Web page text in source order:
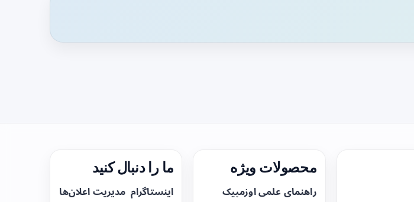
محصولات ویژه
راهنمای علمی اوزمپیک
ما را دنبال کنید
اینستاگرام مدیریت اعلان‌ها